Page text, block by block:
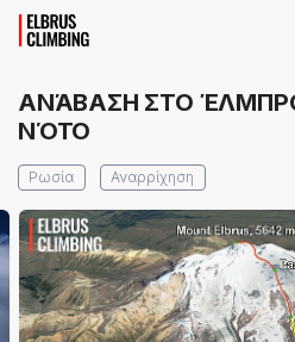
ΑΝΆΒΑΣΗ ΣΤΟ
ΝΌΤΟ
Ρωσία Αναρρίχηση